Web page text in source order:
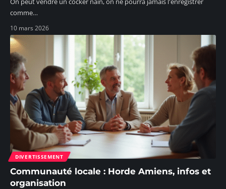
comme…
10 mars 2026
DIVERTISSEMENT
Communauté locale : Horde Amiens, infos et
organisation